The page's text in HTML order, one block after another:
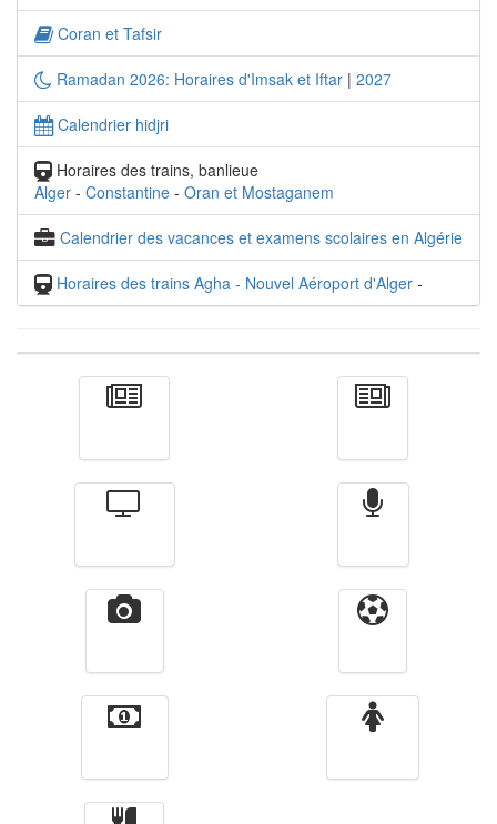
Coran et Tafsir
Ramadan 2026: Horaires d'Imsak et Iftar | 2027
Calendrier hidjri
Horaires des trains, banlieue
Alger - Constantine - Oran et Mostaganem
Calendrier des vacances et examens scolaires en Algérie
Horaires des trains Agha - Nouvel Aéroport d'Alger -